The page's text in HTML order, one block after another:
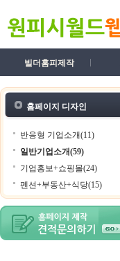
빌더홈피제작
홈페이지 디자인
반응형 기업소개(11)
일반기업소개(59)
기업홍보+쇼핑몰(24)
펜션+부동산+식당(15)